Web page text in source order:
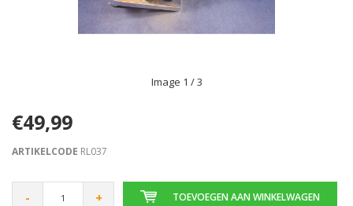
Image 1 / 3
€49,99
ARTIKELCODE RL037
- + TOEVOEGEN AAN WINKELWAGEN